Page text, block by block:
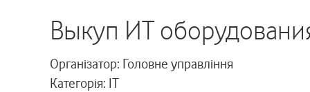
Выкуп ИТ
Організатор: Головне управління
Категорія: ІТ